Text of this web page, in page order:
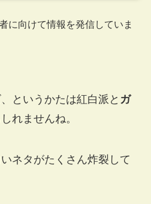
に向けて情報を発信していま
というかたは紅白派と ガ
れませんね。
ネタがたくさん炸裂して